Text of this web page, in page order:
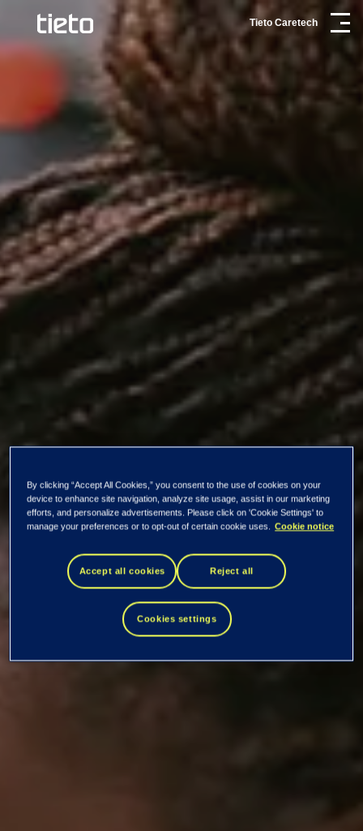
Tieto Caretech
By clicking “Accept All Cookies,” you consent to the use of cookies on your
device to enhance site navigation, analyze site usage, assist in our marketing
efforts, and personalize advertisements. Please click on 'Cookie Settings' to
manage your preferences or to opt-out of certain cookie uses. Cookie notice
Accept all cookies Reject all
Cookies settings